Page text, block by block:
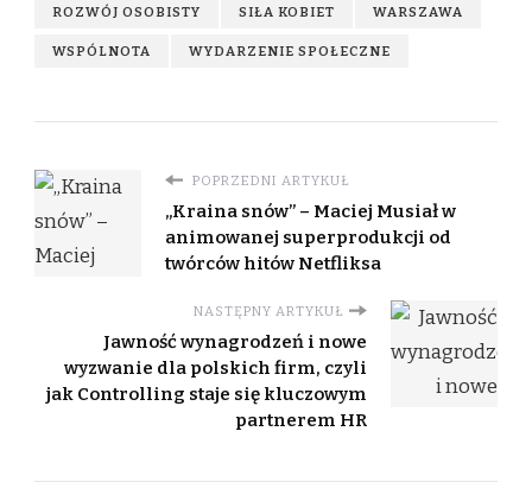
ROZWÓJ OSOBISTY SIŁA KOBIET WARSZAWA
WSPÓLNOTA WYDARZENIE SPOŁECZNE
POPRZEDNI ARTYKUŁ
„Kraina snów” – Maciej Musiał w
animowanej superprodukcji od
twórców hitów Netfliksa
NASTĘPNY ARTYKUŁ
Jawność wynagrodzeń i nowe
wyzwanie dla polskich firm, czyli
jak Controlling staje się kluczowym
partnerem HR